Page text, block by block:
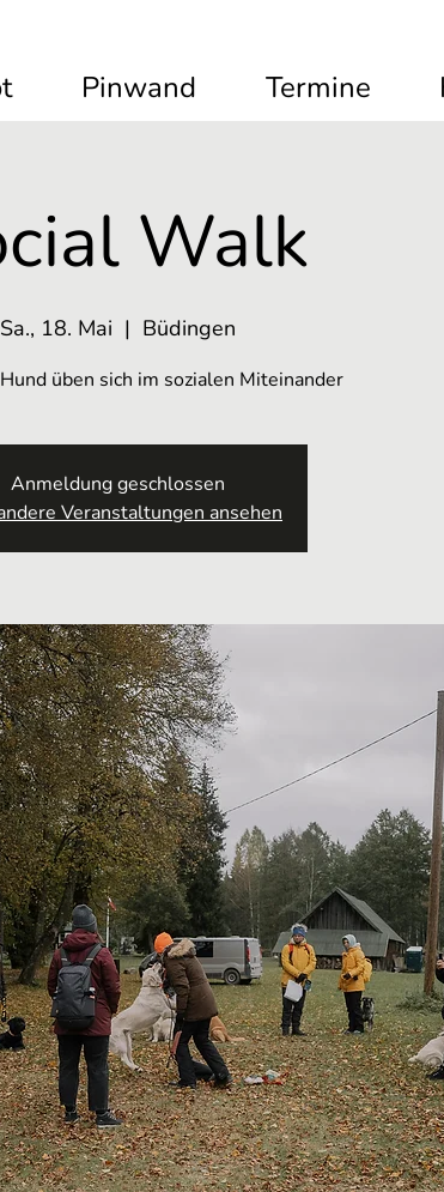
Pinwand Termine
Walk
Sa., 18. Mai
  |
Büdingen
üben sich im sozialen Miteinander
Anmeldung geschlossen
Veranstaltungen ansehen